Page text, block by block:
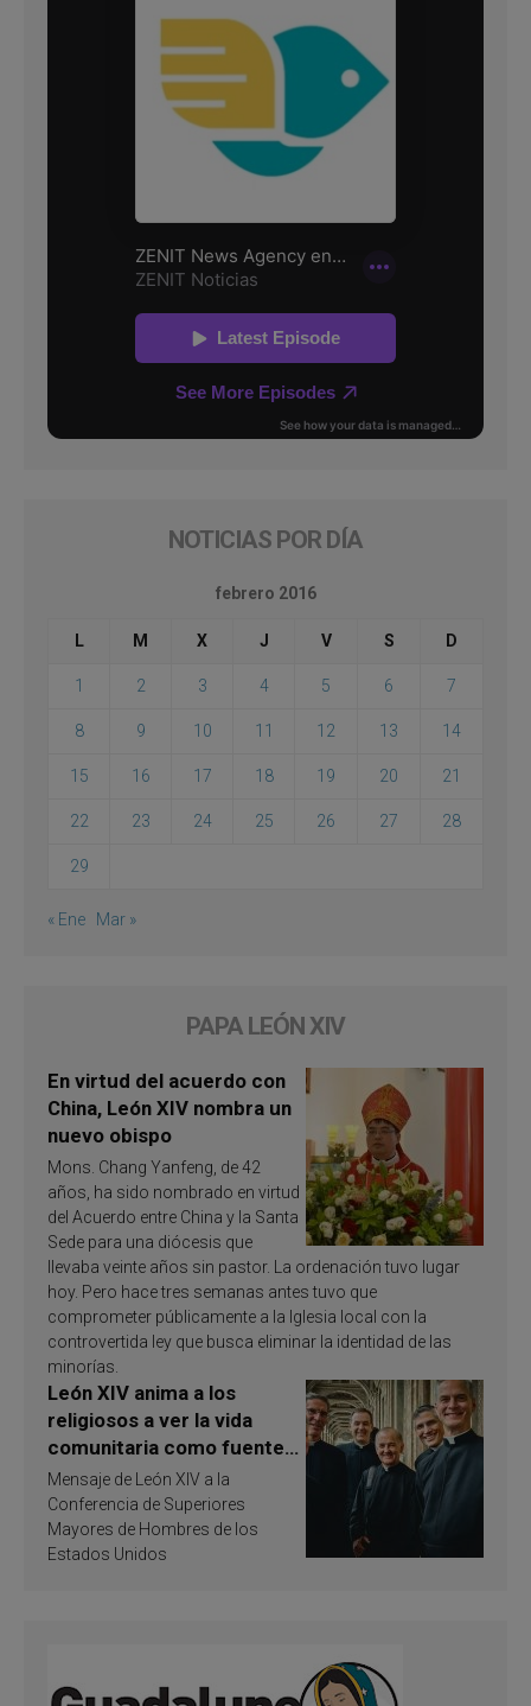
NOTICIAS POR DÍA
febrero 2016
L M X J V S D
1 2 3 4 5 6 7
8 9 10 11 12 13 14
15 16 17 18 19 20 21
22 23 24 25 26 27 28
29
« Ene Mar »
PAPA LEÓN XIV
En virtud del acuerdo con
China, León XIV nombra un
nuevo obispo
Mons. Chang Yanfeng, de 42
años, ha sido nombrado en virtud
del Acuerdo entre China y la Santa
Sede para una diócesis que
llevaba veinte años sin pastor. La ordenación tuvo lugar
hoy. Pero hace tres semanas antes tuvo que
comprometer públicamente a la Iglesia local con la
controvertida ley que busca eliminar la identidad de las
minorías.
León XIV anima a los
religiosos a ver la vida
comunitaria como fuente
de inspiración y
santificación
Mensaje de León XIV a la
Conferencia de Superiores
Mayores de Hombres de los
Estados Unidos